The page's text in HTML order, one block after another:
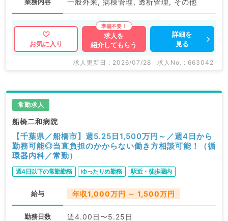
一般外来, 病棟管理, 透析管理, その他
お気に入り
求人を
紹介してもらう
詳細を
見る
求人更新日 : 2026/07/28 求人No. : 663042
常勤求人
船橋二和病院
【千葉県／船橋市】週5.25日1,500万円～／週4日から
勤務可能◎当直負担のかからない働き方相談可能！（循
環器内科／常勤）
週4日以下の常勤勤務 ゆったりめ勤務 駅近・徒歩圏内
給与 年収1,000万円 ～ 1,500万円
勤務日数 週4.00日〜5.25日